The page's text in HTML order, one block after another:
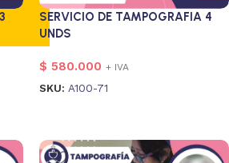
SERVICIO DE TAMPOGRAFIA 4
UNDS
$ 580.000 + IVA
SKU: A100-71